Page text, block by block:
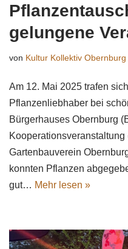
gelungene
von Kultur Kollektiv Obernburg
Am 12. Mai 2025 trafen
Pflanzenliebhaber bei
Bürgerhauses Obernburg
Gartenbauverein
konnten Pflanzen
gut… Mehr lesen »